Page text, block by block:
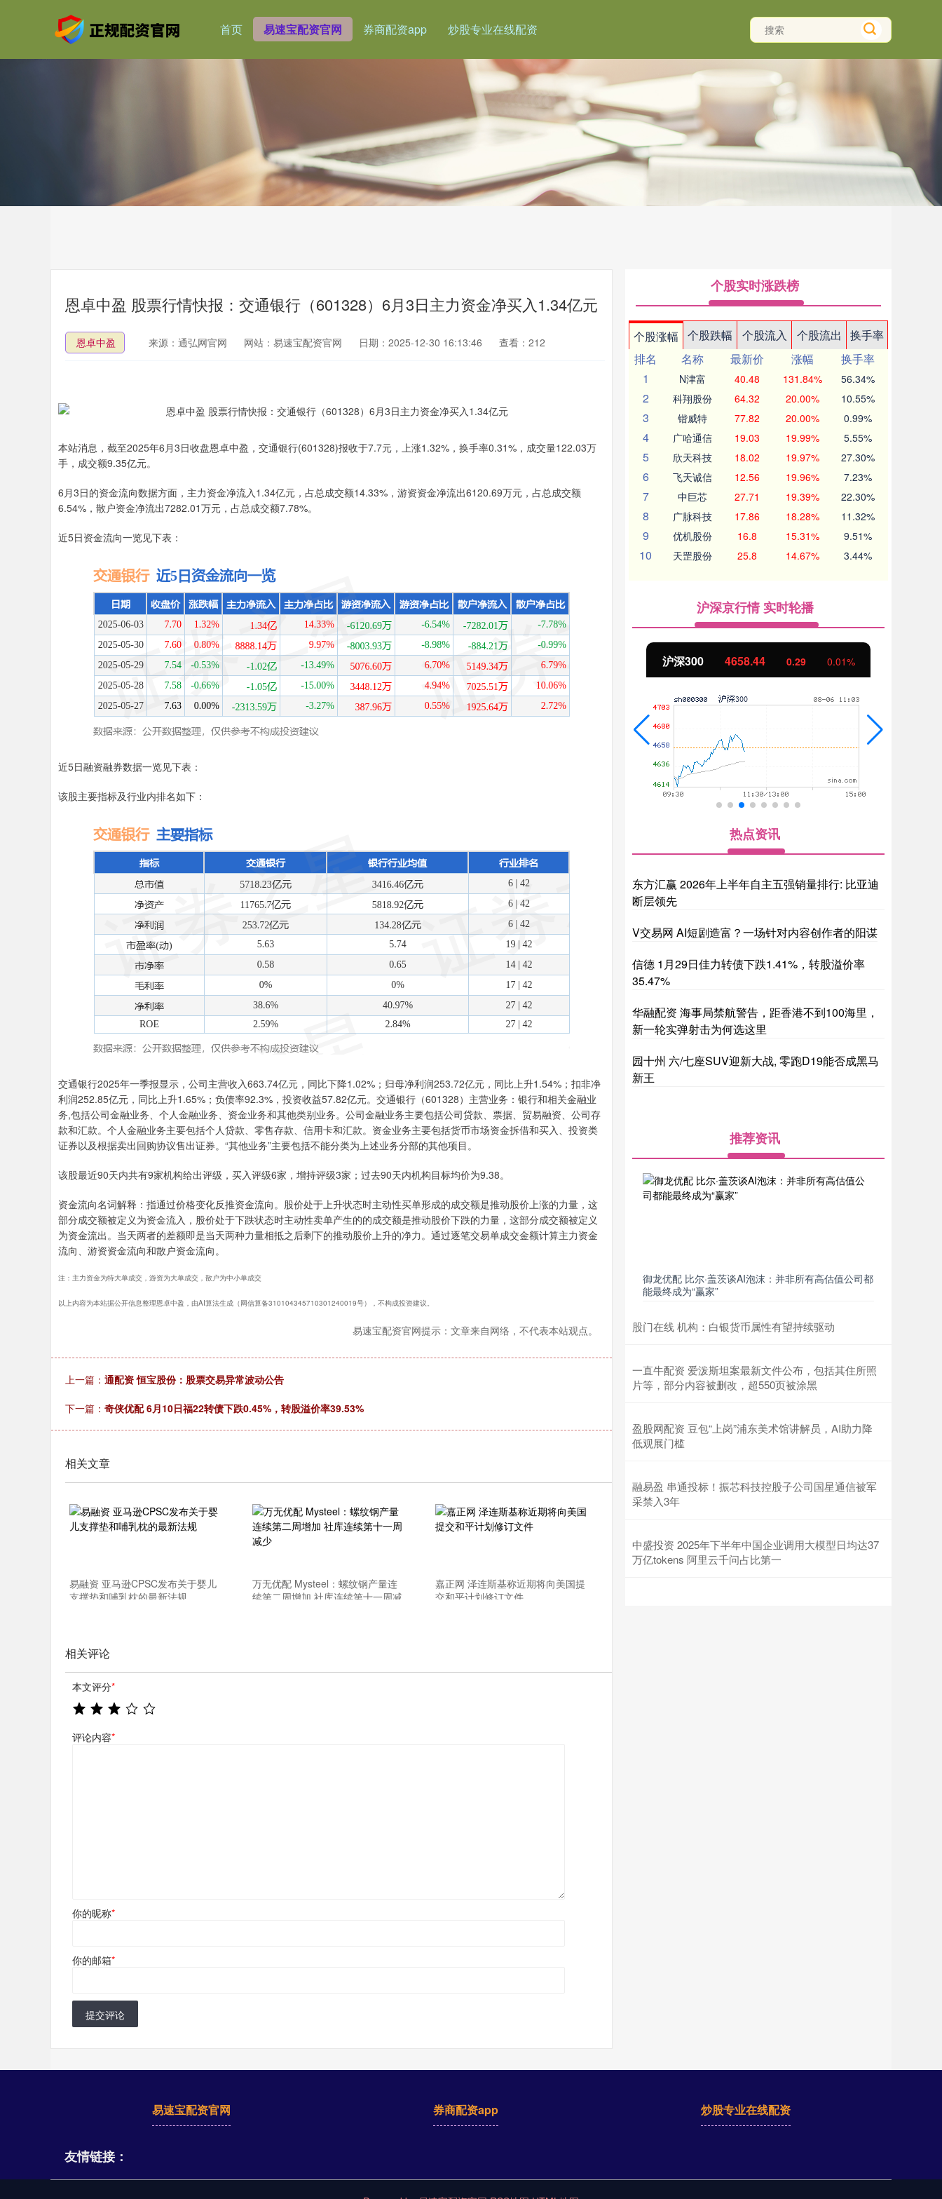
首页 易速宝配资官网 券商配资app 炒股专业在线配资
恩卓中盈 股票行情快报：交通银行（601328）6月3日主力资金净买入1.34亿元
恩卓中盈 来源：通弘网官网 网站：易速宝配资官网 日期：2025-12-30 16:13:46 查看：212
本站消息，截至2025年6月3日收盘恩卓中盈，交通银行(601328)报收于7.7元，上涨1.32%，换手率0.31%，成交量122.03万
手，成交额9.35亿元。
6月3日的资金流向数据方面，主力资金净流入1.34亿元，占总成交额14.33%，游资资金净流出6120.69万元，占总成交额
6.54%，散户资金净流出7282.01万元，占总成交额7.78%。
近5日资金流向一览见下表：
近5日融资融券数据一览见下表：
该股主要指标及行业内排名如下：
交通银行2025年一季报显示，公司主营收入663.74亿元，同比下降1.02%；归母净利润253.72亿元，同比上升1.54%；扣非净
利润252.85亿元，同比上升1.65%；负债率92.3%，投资收益57.82亿元。交通银行（601328）主营业务：银行和相关金融业
务,包括公司金融业务、个人金融业务、资金业务和其他类别业务。公司金融业务主要包括公司贷款、票据、贸易融资、公司存
款和汇款。个人金融业务主要包括个人贷款、零售存款、信用卡和汇款。资金业务主要包括货币市场资金拆借和买入、投资类
证券以及根据卖出回购协议售出证券。“其他业务”主要包括不能分类为上述业务分部的其他项目。
该股最近90天内共有9家机构给出评级，买入评级6家，增持评级3家；过去90天内机构目标均价为9.38。
资金流向名词解释：指通过价格变化反推资金流向。股价处于上升状态时主动性买单形成的成交额是推动股价上涨的力量，这
部分成交额被定义为资金流入，股价处于下跌状态时主动性卖单产生的的成交额是推动股价下跌的力量，这部分成交额被定义
为资金流出。当天两者的差额即是当天两种力量相抵之后剩下的推动股价上升的净力。通过逐笔交易单成交金额计算主力资金
流向、游资资金流向和散户资金流向。
注：主力资金为特大单成交，游资为大单成交，散户为中小单成交
以上内容为本站据公开信息整理恩卓中盈，由AI算法生成（网信算备310104345710301240019号），不构成投资建议。
易速宝配资官网提示：文章来自网络，不代表本站观点。
上一篇： 通配资 恒宝股份：股票交易异常波动公告
下一篇： 奇侠优配 6月10日福22转债下跌0.45%，转股溢价率39.53%
相关文章
易融资 亚马逊CPSC发布关于婴儿
支撑垫和哺乳枕的最新法规
万无优配 Mysteel：螺纹钢产量连
续第二周增加 社库连续第十一周减
嘉正网 泽连斯基称近期将向美国提
交和平计划修订文件
相关评论
本文评分*
评论内容*
你的昵称*
你的邮箱*
提交评论
个股实时涨跌榜
个股涨幅 个股跌幅 个股流入 个股流出
换手率
排名
名称 最新价 涨幅
换手率
1
N津富 40.48 131.84% 56.34%
2 科翔股份 64.32 20.00% 10.55%
3 锴威特 77.82 20.00% 0.99%
4 广哈通信 19.03 19.99% 5.55%
5 欣天科技 18.02 19.97% 27.30%
6 飞天诚信 12.56 19.96% 7.23%
7 中巨芯 27.71 19.39% 22.30%
8 广脉科技 17.86 18.28% 11.32%
9 优机股份 16.8 15.31% 9.51%
10 天罡股份 25.8 14.67% 3.44%
沪深京行情 实时轮播
上证指数 3886.61 8.18 0.21% 深证成指 14184.98 40.77 沪深300 4658.44 0.29 0.01%
热点资讯
东方汇赢 2026年上半年自主五强销量排行: 比亚迪
断层领先
V交易网 AI短剧造富？一场针对内容创作者的阳谋
信德 1月29日佳力转债下跌1.41%，转股溢价率
35.47%
华融配资 海事局禁航警告，距香港不到100海里，
新一轮实弹射击为何选这里
园十州 六/七座SUV迎新大战, 零跑D19能否成黑马
新王
推荐资讯
御龙优配 比尔·盖茨谈AI泡沫：并非所有高估值公司都
能最终成为“赢家”
股门在线 机构：白银货币属性有望持续驱动
一直牛配资 爱泼斯坦案最新文件公布，包括其住所照
片等，部分内容被删改，超550页被涂黑
盈股网配资 豆包“上岗”浦东美术馆讲解员，AI助力降
低观展门槛
融易盈 串通投标！振芯科技控股子公司国星通信被军
采禁入3年
中盛投资 2025年下半年中国企业调用大模型日均达37
万亿tokens 阿里云千问占比第一
易速宝配资官网 券商配资app 炒股专业在线配资
友情链接：